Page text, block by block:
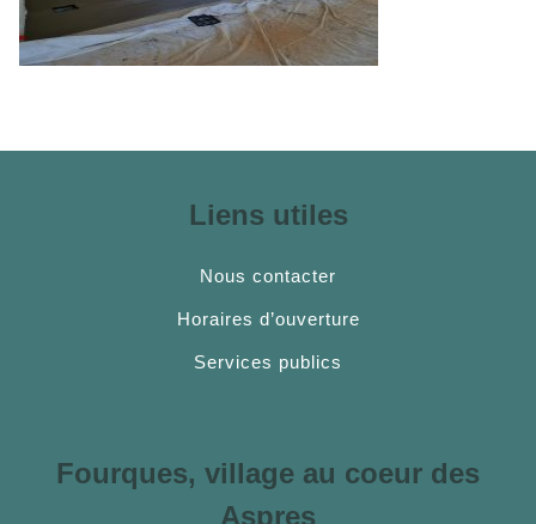
Liens utiles
Nous contacter
Horaires d’ouverture
Services publics
Fourques, village au coeur des
Aspres